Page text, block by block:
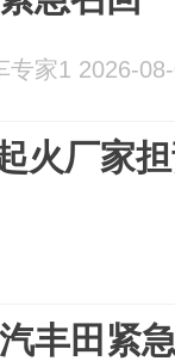
专家1 2026-
火厂家
丰田紧